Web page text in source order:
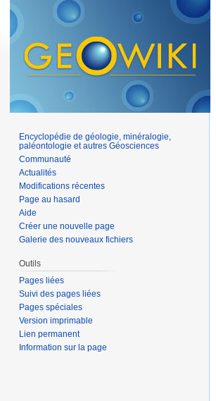
Encyclopédie de géologie, minéralogie,
paléontologie et autres Géosciences
Communauté
Actualités
Modifications récentes
Page au hasard
Aide
Créer une nouvelle page
Galerie des nouveaux fichiers
Outils
Pages liées
Suivi des pages liées
Pages spéciales
Version imprimable
Lien permanent
Information sur la page